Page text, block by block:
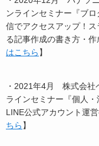
ンラインセミナー『ブ
信でアクセスアップ！
る記事作成の書き方・
はこちら 】
・2021年4月 株式会社
ラインセミナー『個人・
LINE公式アカウント運
ちら 】